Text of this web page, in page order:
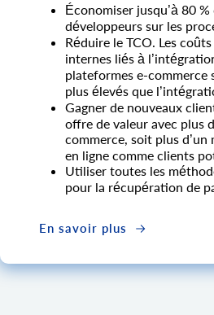
Économiser jusqu’à 80
développeurs sur les
Réduire le TCO. Les
internes liés à
plateformes e-commerce
plus élevés que
Gagner de nouveaux
offre de valeur avec plus
commerce, soit plus
en ligne comme clients
Utiliser toutes les
pour la récupération de
En savoir plus